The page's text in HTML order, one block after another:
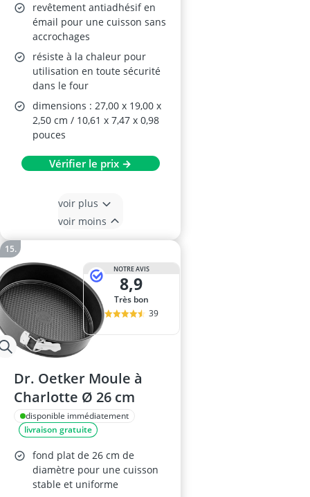
revêtement antiadhésif en
émail pour une cuisson sans
accrochages
résiste à la chaleur pour
utilisation en toute sécurité
dans le four
dimensions : 27,00 x 19,00 x
2,50 cm / 10,61 x 7,47 x 0,98
pouces
Vérifier le prix →
voir plus
voir moins
NOTRE AVIS
8,9
Très bon
39
Dr. Oetker Moule à
Charlotte Ø 26 cm
disponible immédiatement
livraison gratuite
fond plat de 26 cm de
diamètre pour une cuisson
stable et uniforme